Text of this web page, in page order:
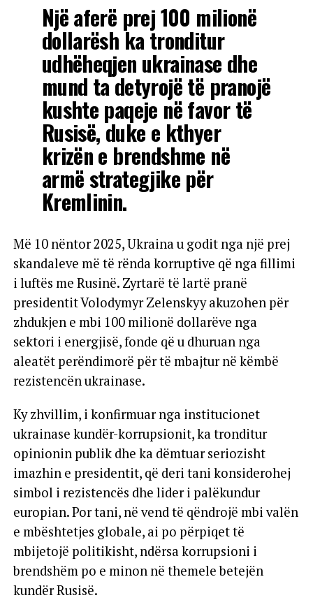
Një aferë prej 100 milionë
dollarësh ka tronditur
udhëheqjen ukrainase dhe
mund ta detyrojë të pranojë
kushte paqeje në favor të
Rusisë, duke e kthyer
krizën e brendshme në
armë strategjike për
Kremlinin.
Më 10 nëntor 2025, Ukraina u godit nga një prej
skandaleve më të rënda korruptive që nga fillimi
i luftës me Rusinë. Zyrtarë të lartë pranë
presidentit Volodymyr Zelenskyy akuzohen për
zhdukjen e mbi 100 milionë dollarëve nga
sektori i energjisë, fonde që u dhuruan nga
aleatët perëndimorë për të mbajtur në këmbë
rezistencën ukrainase.
Ky zhvillim, i konfirmuar nga institucionet
ukrainase kundër-korrupsionit, ka tronditur
opinionin publik dhe ka dëmtuar seriozisht
imazhin e presidentit, që deri tani konsiderohej
simbol i rezistencës dhe lider i palëkundur
europian. Por tani, në vend të qëndrojë mbi valën
e mbështetjes globale, ai po përpiqet të
mbijetojë politikisht, ndërsa korrupsioni i
brendshëm po e minon në themele betejën
kundër Rusisë.